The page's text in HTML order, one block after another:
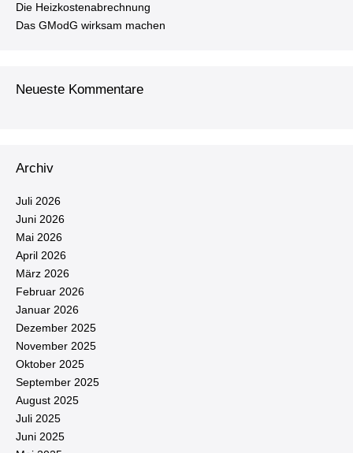
Die Heiz­kos­ten­ab­rech­nung
Das GModG wirksam machen
Neueste Kommentare
Archiv
Juli 2026
Juni 2026
Mai 2026
April 2026
März 2026
Februar 2026
Januar 2026
Dezember 2025
November 2025
Oktober 2025
September 2025
August 2025
Juli 2025
Juni 2025